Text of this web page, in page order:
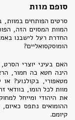
סופם מוות
סרטים הפותחים
המוות המסוים הזה,
החדרת רעל לישבנו
הומוסקסואליים?
האם בעיני יוצרי
הינה חטא כה חמור,
מטאפורי, בקולנוע?
מוות לכל הומו, בוודאי
את היהודי ומייחל
ההומואים נתפס
קיומם.